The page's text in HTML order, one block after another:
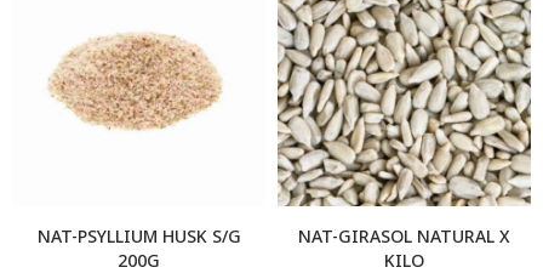
NAT-PSYLLIUM HUSK S/G
200G
NAT-GIRASOL NATURAL X
KILO